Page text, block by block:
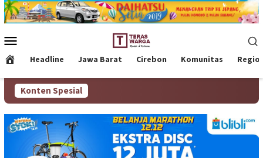
Loncat
ke
Mobile
Headline Jawa Barat Cirebon Komunitas
Konten Spesial